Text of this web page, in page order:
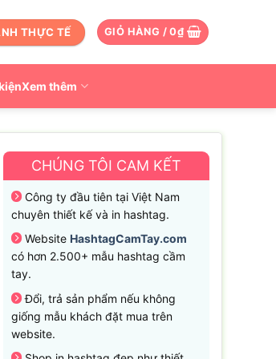
THỰC TẾ GIỎ HÀNG /0₫
Xem thêm
CHÚNG TÔI CAM KẾT
Công ty đầu tiên tại Việt Nam
chuyên thiết kế và in hashtag.
Website HashtagCamTay.com
có hơn 2.500+ mẫu hashtag cầm
tay.
Đổi, trả sản phẩm nếu không
giống mẫu khách đặt mua trên
website.